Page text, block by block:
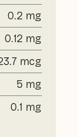
0.2 mg
0.12 mg
mcg
5 mg
0.1 mg